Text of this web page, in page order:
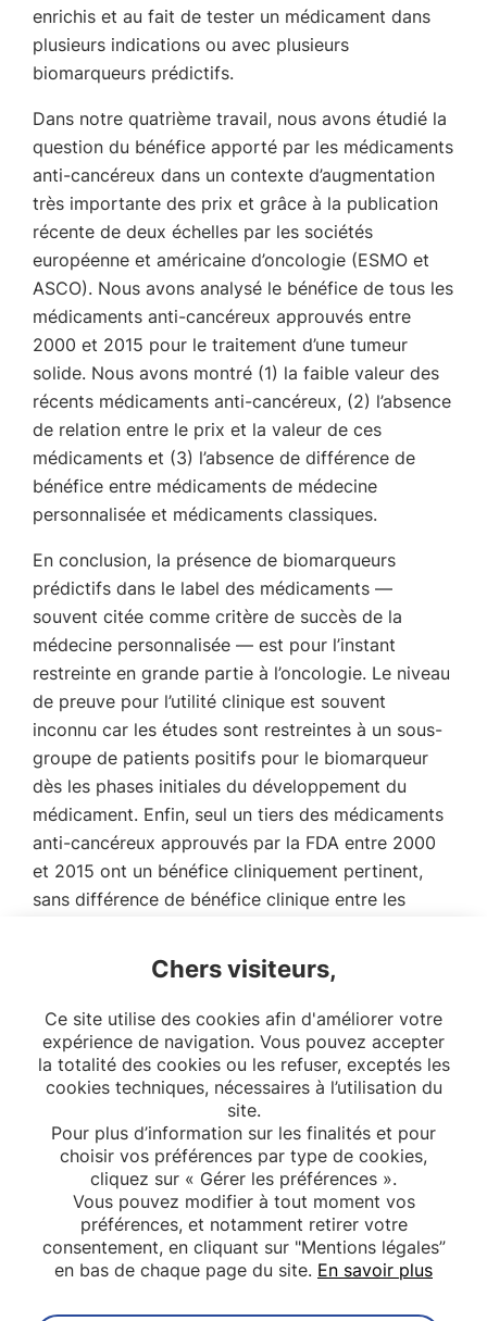
enrichis et au fait de tester un médicament dans
plusieurs indications ou avec plusieurs
biomarqueurs prédictifs.
Dans notre quatrième travail, nous avons étudié la
question du bénéfice apporté par les médicaments
anti-cancéreux dans un contexte d’augmentation
très importante des prix et grâce à la publication
récente de deux échelles par les sociétés
européenne et américaine d’oncologie (ESMO et
ASCO). Nous avons analysé le bénéfice de tous les
médicaments anti-cancéreux approuvés entre
2000 et 2015 pour le traitement d’une tumeur
solide. Nous avons montré (1) la faible valeur des
récents médicaments anti-cancéreux, (2) l’absence
de relation entre le prix et la valeur de ces
médicaments et (3) l’absence de différence de
bénéfice entre médicaments de médecine
personnalisée et médicaments classiques.
En conclusion, la présence de biomarqueurs
prédictifs dans le label des médicaments —
souvent citée comme critère de succès de la
médecine personnalisée — est pour l’instant
restreinte en grande partie à l’oncologie. Le niveau
de preuve pour l’utilité clinique est souvent
inconnu car les études sont restreintes à un sous-
groupe de patients positifs pour le biomarqueur
dès les phases initiales du développement du
médicament. Enfin, seul un tiers des médicaments
anti-cancéreux approuvés par la FDA entre 2000
et 2015 ont un bénéfice cliniquement pertinent,
sans différence de bénéfice clinique entre les
relation entre le prix et le bénéfice de ces
Lien de téléchargement de la thèse
Chers visiteurs,
Ce site utilise des cookies afin d'améliorer votre
expérience de navigation. Vous pouvez accepter
la totalité des cookies ou les refuser, exceptés les
cookies techniques, nécessaires à l’utilisation du
site.
Pour plus d’information sur les finalités et pour
choisir vos préférences par type de cookies,
cliquez sur « Gérer les préférences ».
Vous pouvez modifier à tout moment vos
préférences, et notamment retirer votre
consentement, en cliquant sur "Mentions légales”
en bas de chaque page du site. En savoir plus